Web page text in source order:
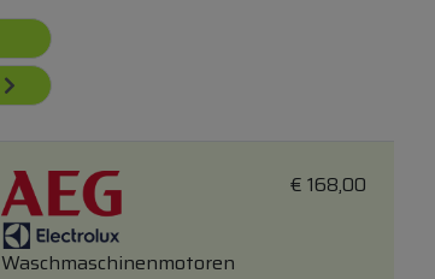
Waschmaschinenmotoren
€ 168,00